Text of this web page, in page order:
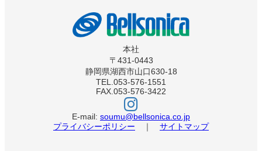
本社
〒431-0443
静岡県湖西市山口630-18
TEL.053-576-1551
FAX.053-576-3422
ベ
ル
ソ
ニ
カ
E-mail: soumu@bellsonica.co.jp
プライバシーポリシー ｜ サイトマップ